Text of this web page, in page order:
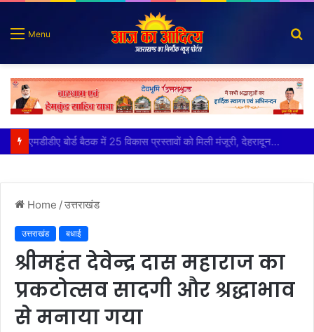
Menu
Home /उत्तराखंड
उत्तराखंड बधाई
श्रीमहंत देवेन्द्र दास महाराज का
प्रकटोत्सव सादगी और श्रद्धाभाव
से मनाया गया